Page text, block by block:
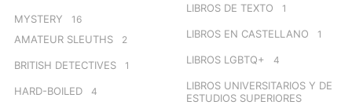
MYSTERY 16
AMATEUR SLEUTHS 2
BRITISH DETECTIVES 1
HARD-BOILED 4
LIBROS DE TEXTO 1
LIBROS EN CASTELLANO 1
LIBROS LGBTQ+ 4
LIBROS UNIVERSITARIOS Y DE
ESTUDIOS SUPERIORES